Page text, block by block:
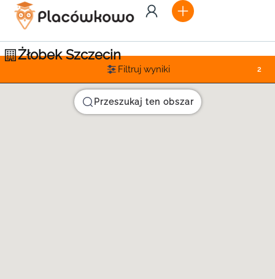
Żłobek Szczecin
Filtruj wyniki 2
Przeszukaj ten obszar